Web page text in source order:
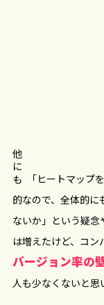
他にも
「ヒートマップ
的なので、全体的
ないか」という疑
は増えたけど、コ
バージョン率の
人も少なくないと思